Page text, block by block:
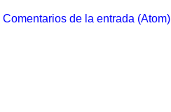
Comentarios de la entrada (Atom)